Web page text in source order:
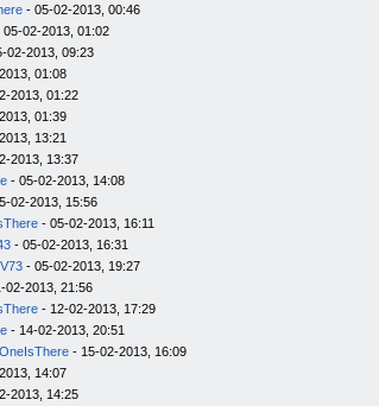
- 05-02-2013, 00:46
05-02-2013, 01:02
02-2013, 09:23
01:08
2013, 01:22
01:39
13:21
2013, 13:37
- 05-02-2013, 14:08
02-2013, 15:56
- 05-02-2013, 16:11
- 05-02-2013, 16:31
- 05-02-2013, 19:27
02-2013, 21:56
- 12-02-2013, 17:29
- 14-02-2013, 20:51
- 15-02-2013, 16:09
14:07
2013, 14:25